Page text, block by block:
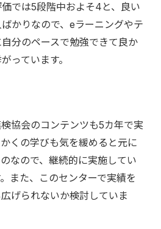
では5段階中およそ4と、良い
かりなので、eラーニングやテ
分のペースで勉強できて良か
っています。
協会のコンテンツも5カ年で実
くの学びも気を緩めると元に
なので、継続的に実施してい
また、このセンターで実績を
げられないか検討していま